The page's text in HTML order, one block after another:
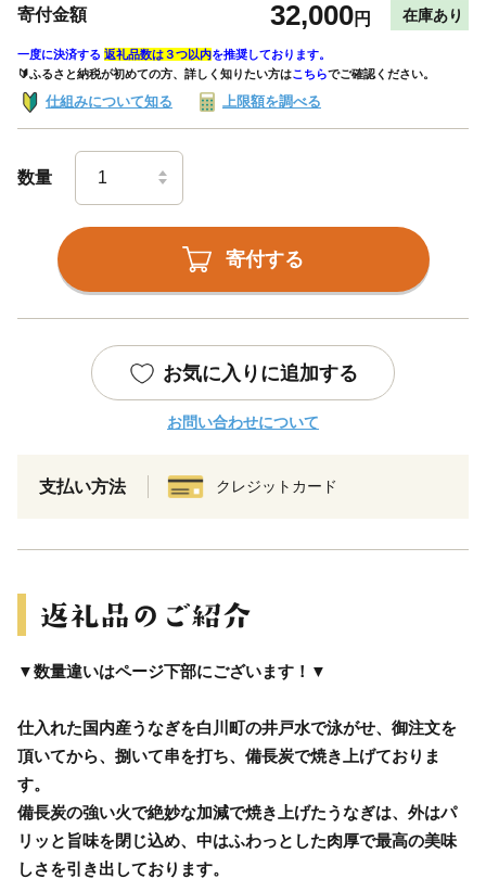
寄付金額 32,000円 在庫あり
一度に決済する 返礼品数は３つ以内を推奨しております。
🔰ふるさと納税が初めての方、詳しく知りたい方はこちらでご確認ください。
仕組みについて知る 上限額を調べる
数量
寄付する
お気に入りに追加する
お問い合わせについて
支払い方法 クレジットカード
▼数量違いはページ下部にございます！▼
仕入れた国内産うなぎを白川町の井戸水で泳がせ、御注文を
頂いてから、捌いて串を打ち、備長炭で焼き上げておりま
す。
備長炭の強い火で絶妙な加減で焼き上げたうなぎは、外はパ
リッと旨味を閉じ込め、中はふわっとした肉厚で最高の美味
しさを引き出しております。